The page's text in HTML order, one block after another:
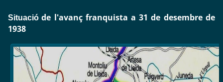
Situació de l'avanç franquista a 31 de desembre de
1938